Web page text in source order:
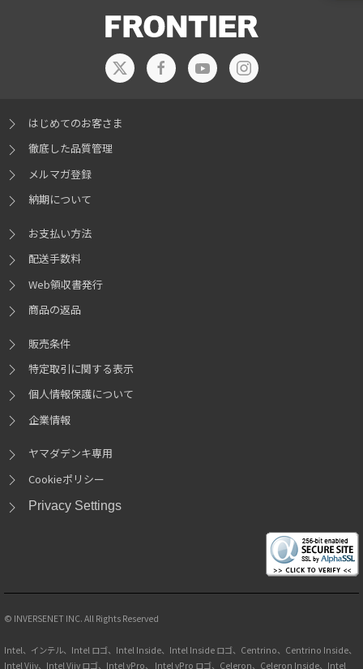
はじめてのお客さま
徹底した品質管理
メルマガ登録
納期について
お支払い方法
配送手数料
Web領収書発行
商品の返品
販売条件
特定取引に関する表示
個人情報保護について
企業情報
ヤマダデンキ専用
Cookieポリシー
Privacy Settings
© INVERSENET INC. All Rights Reserved
Intel、インテル、Intel ロゴ、Intel Inside、Intel Inside ロゴ、Centrino、Centrino Inside、
Intel Viiv、Intel Viiv ロゴ、Intel vPro、 Intel vPro ロゴ、Celeron、Celeron Inside、Intel